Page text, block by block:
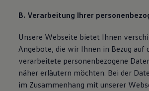
B. Verarbeitung Ihrer
Unsere Webseite bietet Ihnen
Angebote, die wir Ihnen in Bezug auf
verarbeitete personenbezogene
näher erläutern möchten. Bei der
im Zusammenhang mit unserer